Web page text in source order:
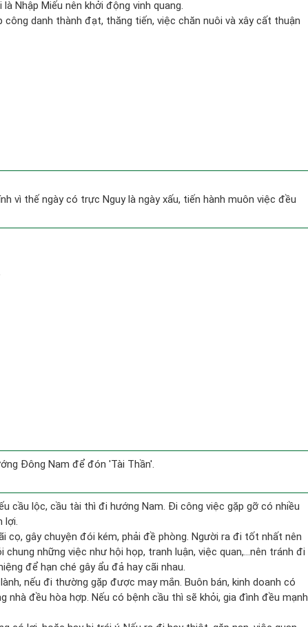
Nhập Miếu nên khởi động vinh quang.
danh thành đạt, thăng tiến, việc chăn nuôi và xây cất thuận
vì thế ngày có trực Nguy là ngày xấu, tiến hành muôn việc đều
Đông Nam để đón 'Tài Thần'.
cầu lộc, cầu tài thì đi hướng Nam. Đi công việc gặp gỡ có nhiều
lợi.
cọ, gây chuyện đói kém, phải đề phòng. Người ra đi tốt nhất nên
chung những việc như hội họp, tranh luận, việc quan,…nên tránh đi
để hạn ché gây ẩu đả hay cãi nhau.
nếu đi thường gặp được may mắn. Buôn bán, kinh doanh có
nhà đều hòa hợp. Nếu có bệnh cầu thì sẽ khỏi, gia đình đều mạnh